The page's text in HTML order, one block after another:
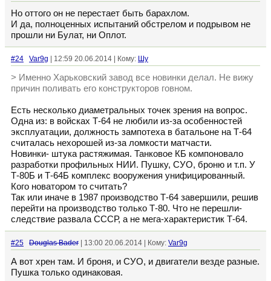
Но оттого он не перестает быть барахлом.
И да, полноценных испытаний обстрелом и подрывом не
прошли ни Булат, ни Оплот.
#24 Var9g | 12:59 20.06.2014 | Кому: Шу
> Именно Харьковский завод все новинки делал. Не вижу
причин поливать его конструкторов говном.
Есть несколько диаметральных точек зрения на вопрос.
Одна из: в войсках Т-64 не любили из-за особенностей
эксплуатации, должность зампотеха в батальоне на Т-64
считалась нехорошей из-за ломкости матчасти.
Новинки- штука растяжимая. Танковое КБ компоновало
разработки профильных НИИ. Пушку, СУО, броню и т.п. У
Т-80Б и Т-64Б комплекс вооружения унифицированный.
Кого новатором то считать?
Так или иначе в 1987 производство Т-64 завершили, решив
перейти на производство только Т-80. Что не перешли-
следствие развала СССР, а не мега-характеристик Т-64.
#25 Douglas Bader | 13:00 20.06.2014 | Кому: Var9g
А вот хрен там. И броня, и СУО, и двигатели везде разные.
Пушка только одинаковая.